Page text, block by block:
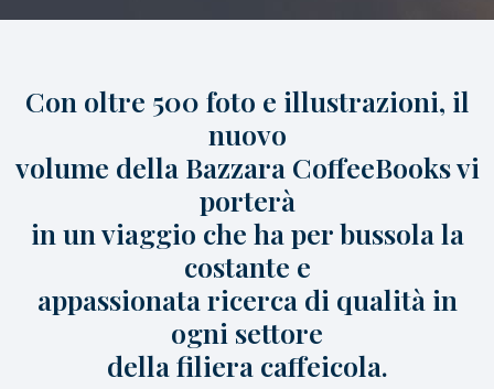
caffè
Chi Siamo
News/Press
Con oltre 500 foto e illustrazioni, il
nuovo
volume della Bazzara CoffeeBooks vi
porterà
in un viaggio che ha per bussola la
costante e
appassionata ricerca di qualità in
ogni settore
della filiera caffeicola.